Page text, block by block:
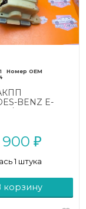
BENZ E-
S211 (2002 -
900 ₽
1 штука
корзину